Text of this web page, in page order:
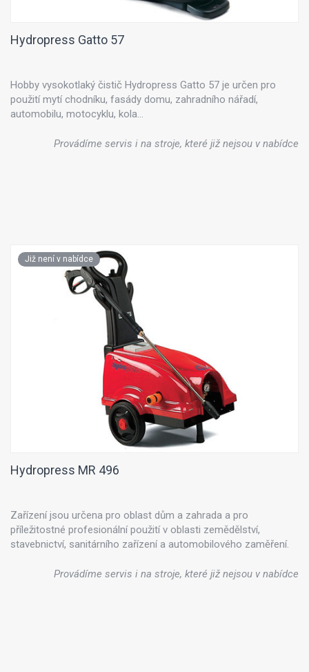
Hydropress Gatto 57
Hobby vysokotlaký čistič Hydropress Gatto 57 je určen pro
použití mytí chodníku, fasády domu, zahradního nářadí,
automobilu, motocyklu, kola...
Provádíme servis i na stroje, které již nejsou v nabídce
Již není v nabídce
Hydropress MR 496
Zařízení jsou určena pro oblast dům a zahrada a pro
příležitostné profesionální použití v oblasti zemědělství,
stavebnictví, sanitárního zařízení a automobilového zaměření.
Provádíme servis i na stroje, které již nejsou v nabídce